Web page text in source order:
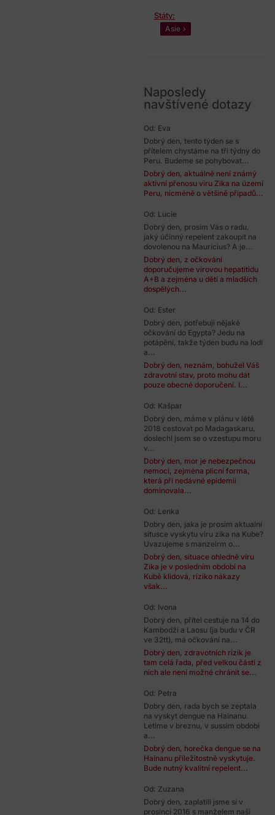
Státy:
Asie
Naposledy
navštívené dotazy
Od: Eva
Dobrý den, tento týden se s
přítelem chystáme na tři týdny do
Peru. Budeme se pohybovat...
Dobrý den, aktuálně není známý
aktivní přenosu viru Zika na území
Peru, nicméně o většině případů...
Od: Lucie
Dobrý den, prosím Vás o radu,
jaký účinný repelent zakoupit na
dovolenou na Mauricius? A je...
Dobrý den, z očkování
doporučujeme virovou hepatitidu
A+B a zejména u dětí a mladších
dospělých...
Od: Ester
Dobrý den, potřebuji nějaké
očkování do Egypta? Jedu na
potápění, takže týden budu na lodi
a...
Dobrý den, neznám, bohužel Váš
zdravotní stav, proto mohu dát
pouze obecné doporučení. I...
Od: Kašpar
Dobrý den, máme v plánu v létě
2018 cestovat po Madagaskaru,
doslechl jsem se o vzestupu moru
v...
Dobrý den, mor je nebezpečnou
nemocí, zejména plicní forma,
která při nedávné epidemii
dominovala...
Od: Lenka
Dobry den, jaka je prosim aktualni
situsce vyskytu viru zika na Kube?
Uvazujeme s manzelrm o...
Dobrý den, situace ohledně viru
Zika je v posledním období na
Kubě klidová, riziko nákazy
však...
Od: Ivona
Dobrý den, přítel cestuje na 14 do
Kambodži a Laosu (ja budu v ČR
ve 32tt), má očkování na...
Dobrý den, zdravotních rizik je
tam celá řada, před velkou částí z
nich ale není možné chránit se...
Od: Petra
Dobry den, rada bych se zeptala
na vyskyt dengue na Hainanu.
Letime v breznu, v sussim obdobi
a...
Dobrý den, horečka dengue se na
Hainanu příležitostně vyskytuje.
Bude nutný kvalitní repelent...
Od: Zuzana
Dobrý den, zaplatili jsme si v
prosinci 2016 s manželem naši